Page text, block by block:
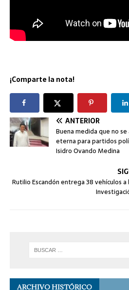
¡Comparte la nota!
ANTERIOR
Buena medida que no
eterna para partidos
Isidro Ovando Medina
Rutilio Escandón entrega 38 vehículos a
ARCHIVO HISTÓRICO